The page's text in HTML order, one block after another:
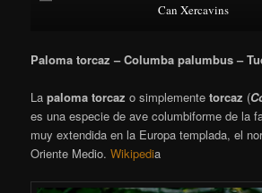
Can Xercavins
Paloma torcaz – Columba palumbus –
Lapaloma torcaz o simplementetorcaz (
es una especie de ave columbiforme de la
muy extendida en la Europa templada, el
Oriente Medio.Wikipedia